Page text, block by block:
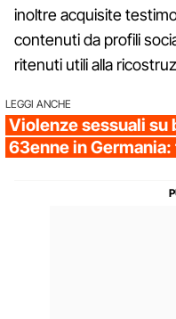
inoltre acquisite
contenuti da profili
ritenuti utili alla
LEGGI ANCHE
Violenze sessuali su
63enne in